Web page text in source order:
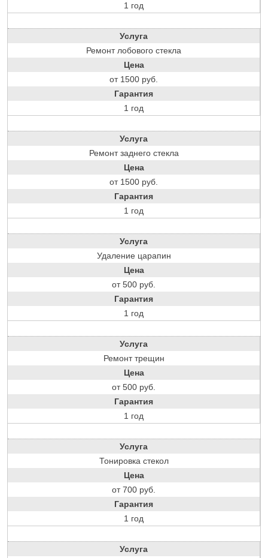
1 год
Услуга
Ремонт лобового стекла
Цена
от 1500 руб.
Гарантия
1 год
Услуга
Ремонт заднего стекла
Цена
от 1500 руб.
Гарантия
1 год
Услуга
Удаление царапин
Цена
от 500 руб.
Гарантия
1 год
Услуга
Ремонт трещин
Цена
от 500 руб.
Гарантия
1 год
Услуга
Тонировка стекол
Цена
от 700 руб.
Гарантия
1 год
Услуга